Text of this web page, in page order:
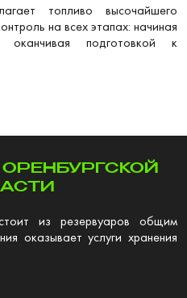
топливо высочайшего
на всех этапах: начиная
подготовкой к
из резервуаров общим
оказывает услуги хранения